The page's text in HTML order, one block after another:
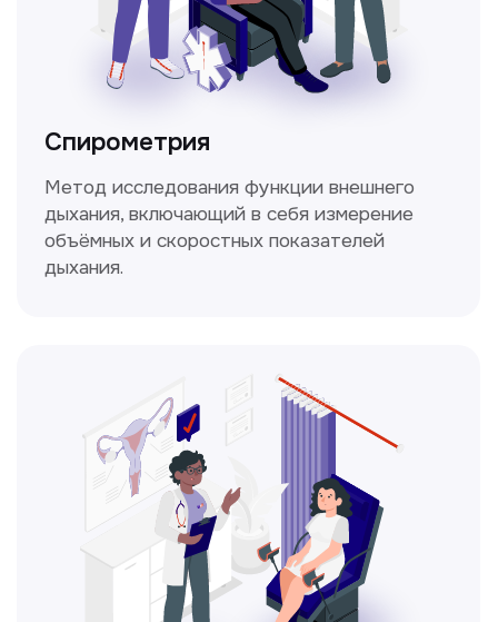
информацию в прайсе?
уточним!
Нажимая на кнопку «Получить консультацию», вы
даёте согласие на обработку персональных
данных и соглашаетесь c политикой
конфиденциальности
Получить консультацию